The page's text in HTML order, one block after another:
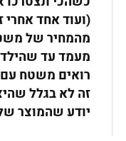
(ועוד אחד
מהמחיר של
מעמד עד
רואים משטח
זה לא בגלל
יודע שהמוצר